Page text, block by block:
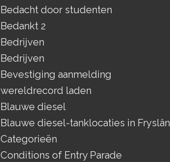
Bedacht door studenten
Bedankt 2
Bedrijven
Bedrijven
Bevestiging aanmelding
wereldrecord laden
Blauwe diesel
Blauwe diesel-tanklocaties in Fryslân
Categorieën
Conditions of Entry Parade